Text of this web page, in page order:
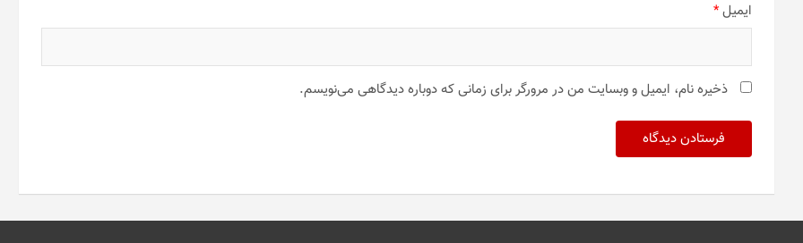
ایمیل*
ذخیره نام، ایمیل و وبسایت من در مرورگر برای زمانی که دوباره دیدگاهی می‌نویسم.